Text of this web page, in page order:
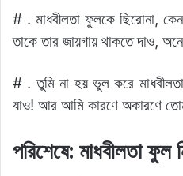
# . মাধবীলতা ফুলকে ছিরোনা,
তাকে তার জায়গায় থাকতে দাও,
# . তুমি না হয় ভুল করে
যাও! আর আমি কারণে অকারণে
পরিশেষে: মাধবীলতা ফুল